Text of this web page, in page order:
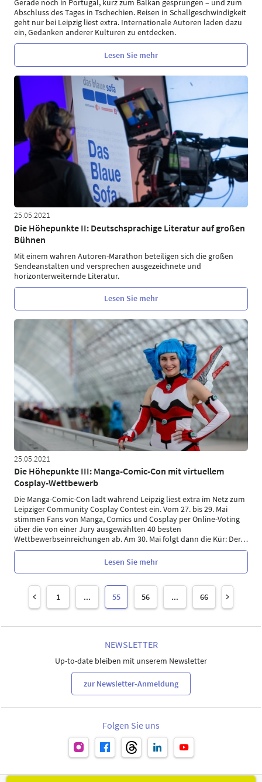
Gerade noch in Portugal, kurz zum Balkan gesprungen – und zum
Abschluss des Tages in Tschechien. Reisen in Schallgeschwindigkeit
geht nur bei Leipzig liest extra. Internationale Autoren laden dazu
ein, Gedanken anderer Kulturen zu entdecken.
Lesen Sie mehr
25.05.2021
Die Höhepunkte II: Deutschsprachige Literatur auf großen
Bühnen
Mit einem wahren Autoren-Marathon beteiligen sich die großen
Sendeanstalten und versprechen ausgezeichnete und
horizonterweiternde Literatur.
Lesen Sie mehr
25.05.2021
Die Höhepunkte III: Manga-Comic-Con mit virtuellem
Cosplay-Wettbewerb
Die Manga-Comic-Con lädt während Leipzig liest extra im Netz zum
Leipziger Community Cosplay Contest ein. Vom 27. bis 29. Mai
stimmen Fans von Manga, Comics und Cosplay per Online-Voting
über die von einer Jury ausgewählten 40 besten
Wettbewerbseinreichungen ab. Am 30. Mai folgt dann die Kür: Der…
Lesen Sie mehr
1 ... 55 56 ... 66
NEWSLETTER
Up-to-date bleiben mit unserem Newsletter
zur Newsletter-Anmeldung
Folgen Sie uns